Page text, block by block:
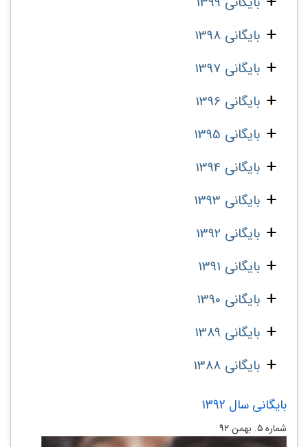
بایگانی 1398
بایگانی 1397
بایگانی 1396
بایگانی 1395
بایگانی 1394
بایگانی 1393
بایگانی 1392
بایگانی 1391
بایگانی 1390
بایگانی 1389
بایگانی 1388
بایگانی سال 1392
شماره ۵. بهمن ۹۲